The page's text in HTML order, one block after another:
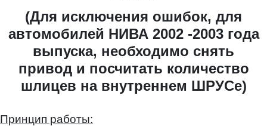
(Для исключения ошибок, для
автомобилей НИВА 2002 -2003 года
выпуска, необходимо снять
привод и посчитать количество
шлицев на внутреннем ШРУСе)
Принцип работы: